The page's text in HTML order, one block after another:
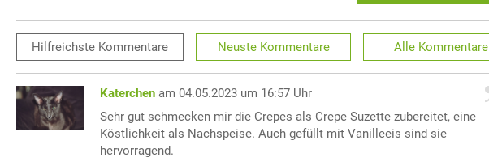
Hilfreichste Kommentare Neuste Kommentare Alle Kommentare
Katerchen am 04.05.2023 um 16:57 Uhr
Sehr gut schmecken mir die Crepes als Crepe Suzette zubereitet, eine
Köstlichkeit als Nachspeise. Auch gefüllt mit Vanilleeis sind sie
hervorragend.